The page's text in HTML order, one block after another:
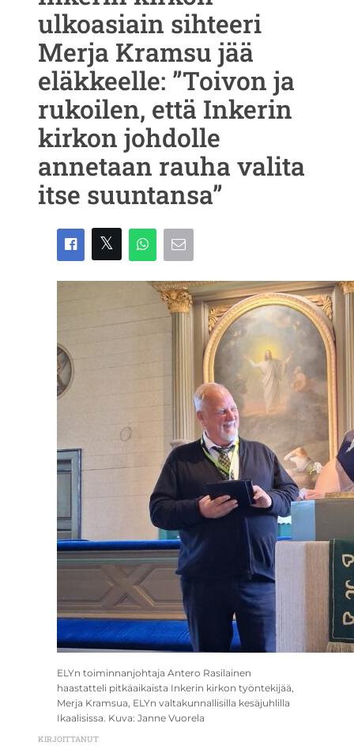
ulkoasiain sihteeri
Merja Kramsu jää
eläkkeelle: ”Toivon ja
rukoilen, että Inkerin
kirkon johdolle
annetaan rauha valita
itse suuntansa”
ELYn toiminnanjohtaja Antero Rasilainen
haastatteli pitkäaikaista Inkerin kirkon työntekijää,
Merja Kramsua, ELYn valtakunnallisilla kesäjuhlilla
Ikaalisissa. Kuva: Janne Vuorela
KIRJOITTANUT